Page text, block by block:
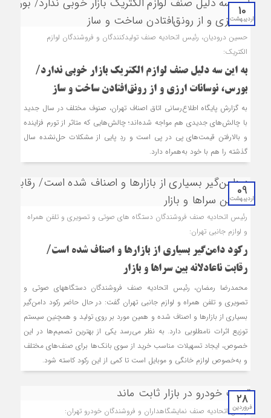
10
اردیبهشت
حسین درودیان، رئیس اتحادیه صنف تولیدکنندگان و فروشندگان لوازم
الکتریک:
به این سه دلیل صنف لوازم الکتریک بازار خوبی ندارد/
بورس، نوسانات ارزی و از رونق‌افتادن ساخت‌ و ساز
به گزارش پایگاه اطلاع‌رسانی اتاق اصناف تهران، صنوف مختلف در سال جدید
با چالش‌های جدیدی هم مواجه شده‌اند؛ چالش‌هایی که متاثر از تورم فزاینده
و بالارفتن قیمت‌های پی در پی است و ردِ پایی از مشکلات حل‌نشده سال
گذشته را هم با خود به‌همراه دارد.
09
اردیبهشت
رئیس اتحادیه صنف فروشندگان دستگاه های صوتی و تصویری و تلفن همراه
و لوازم جانبی تهران:
رکود دامن‌گیر بسیاری از بازارها و اصناف شده است/
رقابت ناعادلانه بین سراها و بازار
محمدرضا رمضان، رئیس اتحادیه صنف فروشندگان دستگاه‎های صوتی و
تصویری و تلفن همراه و لوازم جانبی تهران گفت: در حال حاضر رکود دامن‌گیر
بسیاری از بازارها و اصناف شده و همین مورد بر روی تولید و همچنین سیستم
توزیع اثرات نامطلوبی دارد. به نظر می‌رسد یکی از بهترین تصمیم‌ها در این
خصوص، ایجاد تسهیلات مناسب خرید از سوی بانک‌ها برای صنف‌های مختلف
و به‌خصوص لوازم خانگی و موبایل است تا کمی از این رکود کاسته شود.
28
فروردین
رئیس اتحادیه صنف نمایشگاه‎داران و فروشندگان خودرو تهران: